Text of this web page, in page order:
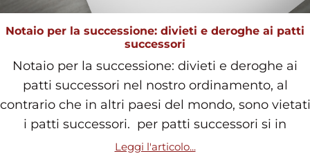
Notaio per la successione: divieti e deroghe ai patti
successori
Notaio per la successione: divieti e deroghe ai
patti successori nel nostro ordinamento, al
contrario che in altri paesi del mondo, sono vietati
i patti successori. per patti successori si in
Leggi l'articolo...